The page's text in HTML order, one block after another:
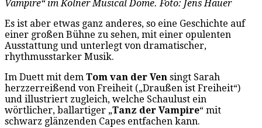
Vampire“ im Kölner Musical Dome. Foto: Jens Hauer
Es ist aber etwas ganz anderes, so eine Geschichte auf
einer großen Bühne zu sehen, mit einer opulenten
Ausstattung und unterlegt von dramatischer,
rhythmusstarker Musik.
Im Duett mit dem Tom van der Ven singt Sarah
herzzerreißend von Freiheit („Draußen ist Freiheit“)
und illustriert zugleich, welche Schaulust ein
wörtlicher, ballartiger „Tanz der Vampire“ mit
schwarz glänzenden Capes entfachen kann.